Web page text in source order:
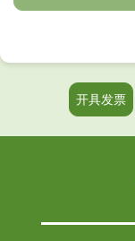
开具发票